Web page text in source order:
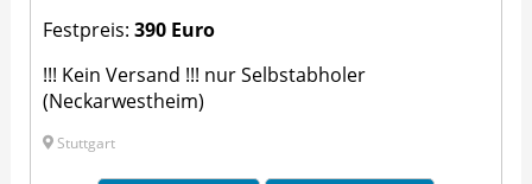
Festpreis:390 Euro
!!! Kein Versand !!! nur Selbstabholer
(Neckarwestheim)
Stuttgart